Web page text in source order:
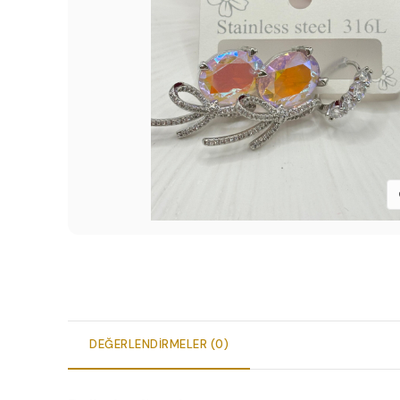
DEĞERLENDIRMELER (0)